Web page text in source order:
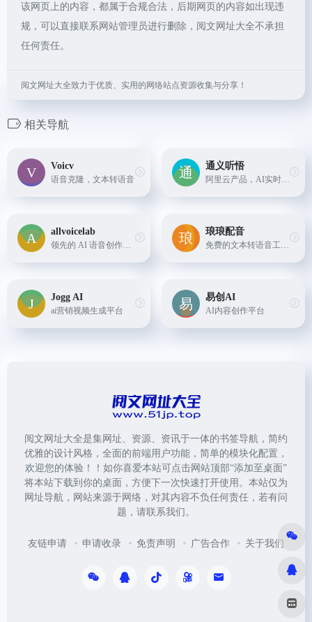
该网页上的内容，都属于合规合法，后期网页的内容如出现违
规，可以直接联系网站管理员进行删除，阅文网址大全不承担
任何责任。
阅文网址大全致力于优质、实用的网络站点资源收集与分享！
相关导航
Voicv
语音克隆，文本转语音
通义听悟
阿里云产品，AI实时语音转文字、音视频翻译功能。
allvoicelab
领先的 AI 语音创作平台，专注于提供一站式智能语音解决方案。
琅琅配音
免费的文本转语音工具，提供语音合成服务，支持多种语言，包括中文、英语、德语、法语、意大利语、西班牙语、印尼语等30多种语言，以及多种语音风格。
Jogg AI
ai营销视频生成平台
易创AI
AI内容创作平台
阅文网址大全是集网址、资源、资讯于一体的书签导航，简约
优雅的设计风格，全面的前端用户功能，简单的模块化配置，
欢迎您的体验！！如你喜爱本站可点击网站顶部“添加至桌面”
将本站下载到你的桌面，方便下一次快速打开使用。本站仅为
网址导航，网站来源于网络，对其内容不负任何责任，若有问
题，请联系我们。
友链申请 申请收录 免责声明 广告合作 关于我们